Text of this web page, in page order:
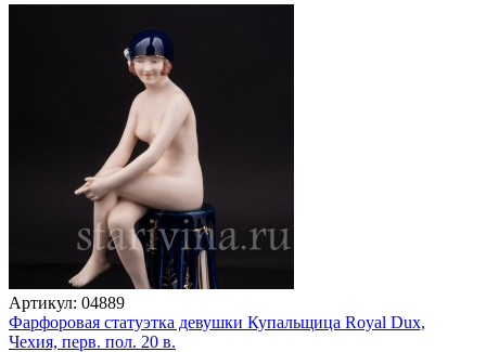
Артикул: 04889
Фарфоровая статуэтка девушки Купальщица Royal Dux,
Чехия, перв. пол. 20 в.